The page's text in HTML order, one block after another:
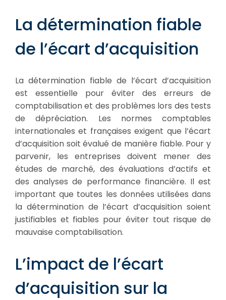
La détermination fiable
de l’écart d’acquisition
La détermination fiable de l’écart d’acquisition
est essentielle pour éviter des erreurs de
comptabilisation et des problèmes lors des tests
de dépréciation. Les normes comptables
internationales et françaises exigent que l’écart
d’acquisition soit évalué de manière fiable. Pour y
parvenir, les entreprises doivent mener des
études de marché, des évaluations d’actifs et
des analyses de performance financière. Il est
important que toutes les données utilisées dans
la détermination de l’écart d’acquisition soient
justifiables et fiables pour éviter tout risque de
mauvaise comptabilisation.
L’impact de l’écart
d’acquisition sur la